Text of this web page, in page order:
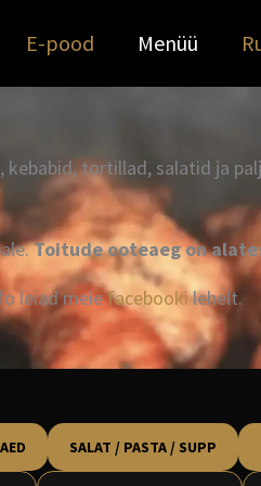
E-pood Menüü
kebabid, tortillad, salatid ja
Toitude ooteaeg on
leiad meiefacebookilehelt.
SALAT / PASTA / SUPP